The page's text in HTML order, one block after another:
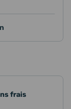
frais